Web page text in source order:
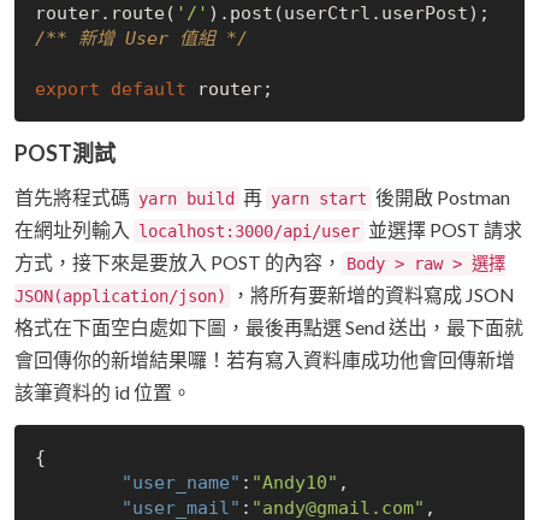
router.route( '/'
/** 新增 User 值組 */
export default
POST測試
首先將程式碼 yarn build 再 yarn start 後開啟 Postman
在網址列輸入
localhost:3000/api/user 並選擇 POST 請求
方式，接下來是要放入 POST 的內容，
Body > raw > 選擇
JSON(application/json)
，將所有要新增的資料寫成 JSON
格式在下面空白處如下圖，最後再點選 Send 送出，最下面就
會回傳你的新增結果囉！若有寫入資料庫成功他會回傳新增
該筆資料的 id 位置。
{
"user_name" : "Andy10" ,
"user_mail" : "andy@gmail.com" ,